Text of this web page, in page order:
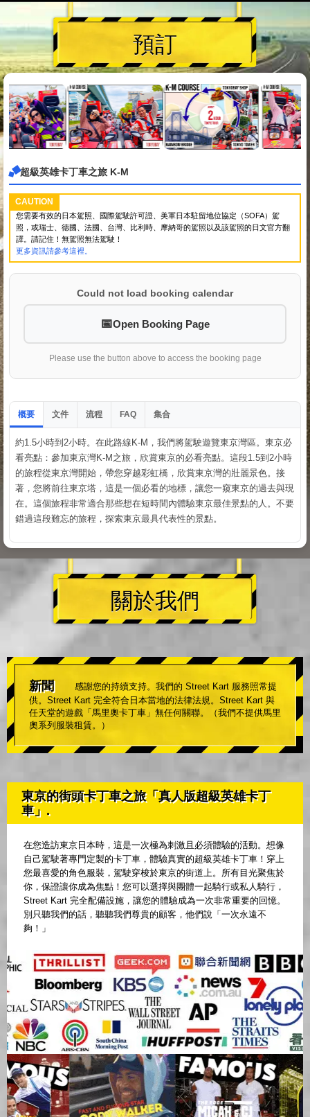
預訂
超級英雄卡丁車之旅 K-M
CAUTION
您需要有效的日本駕照、國際駕駛許可證、美軍日本駐留地位協定（SOFA）駕
照，或瑞士、德國、法國、台灣、比利時、摩納哥的駕照以及該駕照的日文官方翻
譯。請記住！無駕照無法駕駛！
更多資訊請參考這裡。
Could not load booking calendar
Open Booking Page
Please use the button above to access the booking page
概要 文件 流程 FAQ 集合
約1.5小時到2小時。在此路線K-M，我們將駕駛遊覽東京灣區。東京必
看亮點：參加東京灣K-M之旅，欣賞東京的必看亮點。這段1.5到2小時
的旅程從東京灣開始，帶您穿越彩虹橋，欣賞東京灣的壯麗景色。接
著，您將前往東京塔，這是一個必看的地標，讓您一窺東京的過去與現
在。這個旅程非常適合那些想在短時間內體驗東京最佳景點的人。不要
錯過這段難忘的旅程，探索東京最具代表性的景點。
關於我們
新聞
感謝您的持續支持。我們的 Street Kart 服務照常提
供。Street Kart 完全符合日本當地的法律法規。Street Kart 與
任天堂的遊戲「馬里奧卡丁車」無任何關聯。（我們不提供馬里
奧系列服裝租賃。）
東京的街頭卡丁車之旅「真人版超級英雄卡丁
車」.
在您造訪東京日本時，這是一次極為刺激且必須體驗的活動。想像
自己駕駛著專門定製的卡丁車，體驗真實的超級英雄卡丁車！穿上
您最喜愛的角色服裝，駕駛穿梭於東京的街道上。所有目光聚焦於
你，保證讓你成為焦點！您可以選擇與團體一起騎行或私人騎行，
Street Kart 完全配備設施，讓您的體驗成為一次非常重要的回憶。
別只聽我們的話，聽聽我們尊貴的顧客，他們說「一次永遠不
夠！」